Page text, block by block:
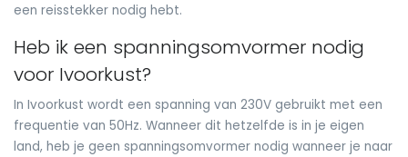
een reisstekker nodig hebt.
Heb ik een spanningsomvormer nodig
voor Ivoorkust?
In Ivoorkust wordt een spanning van 230V gebruikt met een
frequentie van 50Hz. Wanneer dit hetzelfde is in je eigen
land, heb je geen spanningsomvormer nodig wanneer je naar